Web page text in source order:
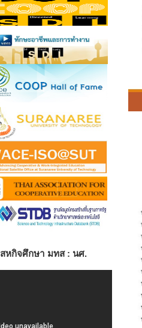
สหกิจศึกษา มทส : นศ.